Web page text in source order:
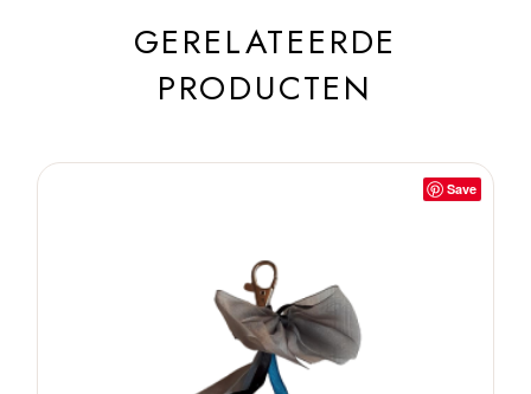
GERELATEERDE
PRODUCTEN
Save